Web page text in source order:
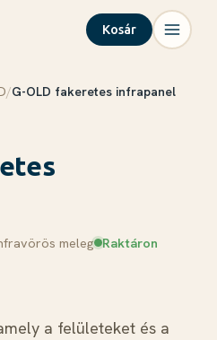
Kosár
✕
megnyitása →
✕
/G-OLD fakeretes infrapanel
meleg Raktáron
a felületeket és a